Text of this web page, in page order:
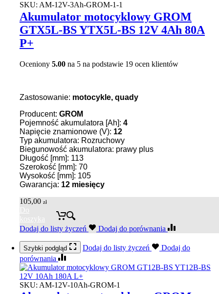
SKU: AM-12V-3Ah-GROM-1-1
Akumulator motocyklowy GROM
GTX5L-BS YTX5L-BS 12V 4Ah 80A
P+
Oceniony 5.00 na 5 na podstawie 19 ocen klientów
Zastosowanie: motocykle, quady
Producent: GROM
Pojemność akumulatora [Ah]: 4
Napięcie znamionowe (V): 12
Typ akumulatora: Rozruchowy
Biegunowość akumulatora: prawy plus
Długość [mm]: 113
Szerokość [mm]: 70
Wysokość [mm]: 105
Gwarancja: 12 miesięcy
105,00 zł
Do
koszyka
Dodaj do listy życzeń
Dodaj do porównania
Szybki podgląd Dodaj do listy życzeń
Dodaj do
porównania
SKU: AM-12V-10Ah-GROM-1